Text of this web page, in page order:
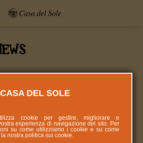
i bambini
per tutti i bambini della Casa del
Oggi gli amici della Ufi Filte...
CASA DEL SOLE
cookie per gestire, migliorare e
esperienza di navigazione del sito. Per
su come utilizziamo i cookie e su come
nostra politica suicookie.